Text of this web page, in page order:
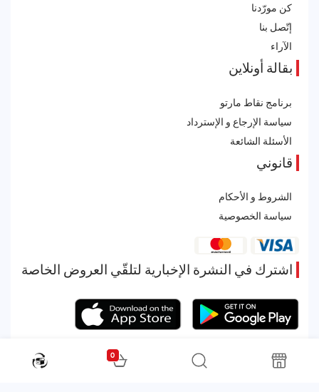
كن مورّدنا
إتّصل بنا
الآراء
بقالة أونلاين
برنامج نقاط مارتو
سياسة الإرجاع و الإسترداد
الأسئلة الشائعة
قانوني
الشروط و الأحكام
سياسة الخصوصية
اشترك في النشرة الإخبارية لتلقّي العروض الخاصة
0